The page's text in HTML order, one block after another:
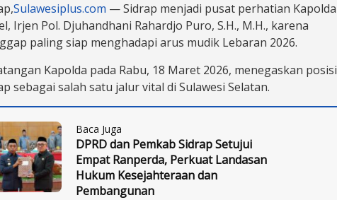
Sulawesiplus.com — Sidrap menjadi pusat perhatian Kapolda
Irjen Pol. Djuhandhani Rahardjo Puro, S.H., M.H., karena
paling siap menghadapi arus mudik Lebaran 2026.
Kapolda pada Rabu, 18 Maret 2026, menegaskan posisi
sebagai salah satu jalur vital di Sulawesi Selatan.
Baca Juga
DPRD dan Pemkab Sidrap Setujui
Empat Ranperda, Perkuat Landasan
Hukum Kesejahteraan dan
Pembangunan